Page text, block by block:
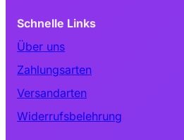
Schnelle Links
Über uns
Zahlungsarten
Versandarten
Widerrufsbelehrung